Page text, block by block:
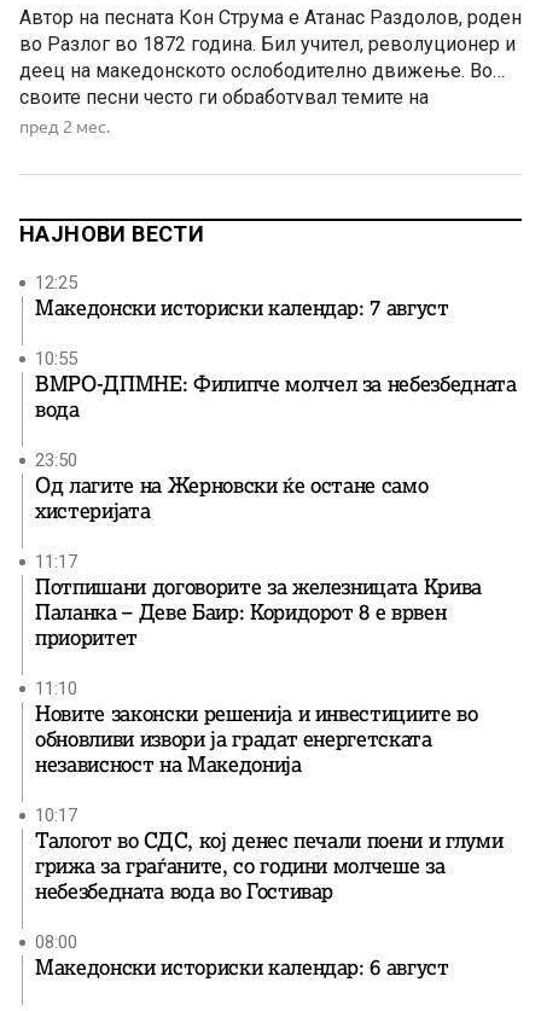
Автор на песната Кон Струма е Атанас Раздолов, роден
во Разлог во 1872 година. Бил учител, револуционер и
деец на македонското ослободително движење. Во
своите песни често ги обработувал темите на
слободата, националното будење и страдањата на
претставува значаен дел од македонската
пред 2 мес.
НАЈНОВИ ВЕСТИ
12:25
Македонски историски календар: 7 август
10:55
ВМРО-ДПМНЕ: Филипче молчел за небезбедната
вода
23:50
Од лагите на Жерновски ќе остане само
хистеријата
11:17
Потпишани договорите за железницата Крива
Паланка – Деве Баир: Коридорот 8 е врвен
приоритет
11:10
Новите законски решенија и инвестициите во
обновливи извори ја градат енергетската
независност на Македонија
10:17
Талогот во СДС, кој денес печали поени и глуми
грижа за граѓаните, со години молчеше за
небезбедната вода во Гостивар
08:00
Македонски историски календар: 6 август